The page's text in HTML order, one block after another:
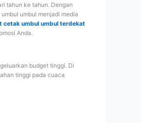
tahun ke tahun. Dengan
umbul menjadi media
cetak umbul umbul terdekat
Anda.
budget tinggi. Di
tinggi pada cuaca